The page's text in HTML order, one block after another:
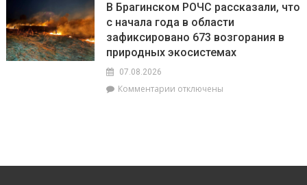
«Гомельэнерго»
сообщает
об
изменении
счетов
населением
В Брагинском РОЧС рассказали, что
с начала года в области
зафиксировано 673 возгорания в
природных экосистемах
07.08.2026
Комментарии к
что
отключены